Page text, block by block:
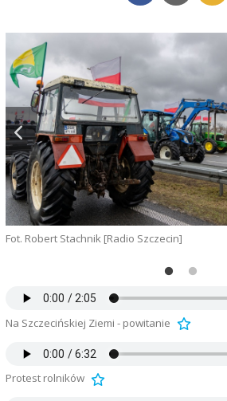
Fot. Robert Stachnik [Radio Szczecin]
Na Szczecińskiej Ziemi - powitanie
Protest rolników